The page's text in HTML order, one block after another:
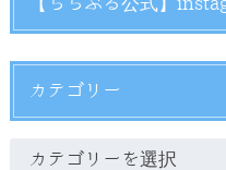
カテゴリー